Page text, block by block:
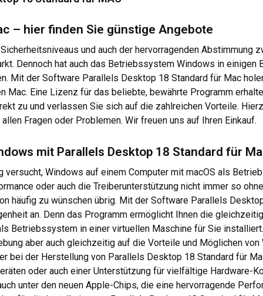
– hier finden Sie günstige Angebote
und auch der hervorragenden
Dennoch hat auch das Betriebssystem Windows in einigen
Mit der Software Parallels Desktop 18 Standard für Mac
Mac. Eine Lizenz für das beliebte, bewährte Programm
zu und verlassen Sie sich auf die zahlreichen Vorteile.
Fragen oder Problemen. Wir freuen uns auf Ihren Einkauf.
mit Parallels Desktop 18 Standard für
versucht, Windows auf einem Computer mit macOS als
oder auch die Treiberunterstützung nicht immer so
häufig zu wünschen übrig. Mit der Software Parallels
an. Denn das Programm ermöglicht Ihnen die
Betriebssystem in einer virtuellen Maschine für Sie
aber auch gleichzeitig auf die Vorteile und Möglichen
bei der Herstellung von Parallels Desktop 18 Standard für
oder auch einer Unterstützung für vielfältige Hardware-
unter den neuen Apple-Chips, die eine hervorragende